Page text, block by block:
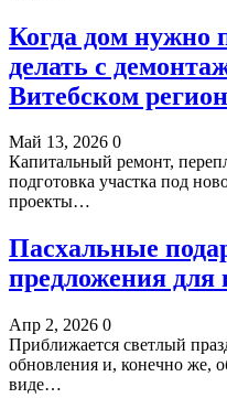
Когда дом нужно
делать с
Витебском
Май 13, 2026 0
Капитальный ремонт,
подготовка участка под
проекты…
Пасхальные
предложения
Апр 2, 2026 0
Приближается светлый
обновления и, конечно же,
виде…